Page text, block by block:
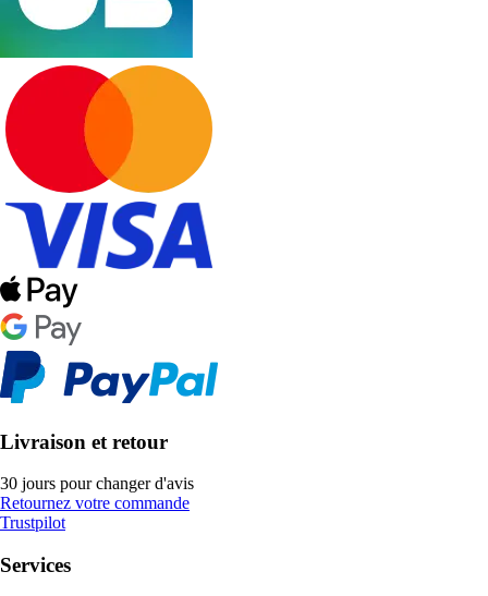
Livraison et retour
30 jours pour changer d'avis
Retournez votre commande
Trustpilot
Services